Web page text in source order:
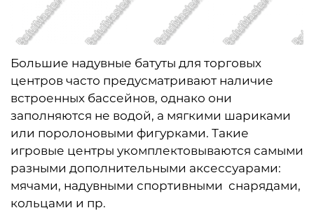
Большие надувные батуты для торговых
центров часто предусматривают наличие
встроенных бассейнов, однако они
заполняются не водой, а мягкими шариками
или поролоновыми фигурками. Такие
игровые центры укомплектовываются самыми
разными дополнительными аксессуарами:
мячами, надувными спортивными снарядами,
кольцами и пр.